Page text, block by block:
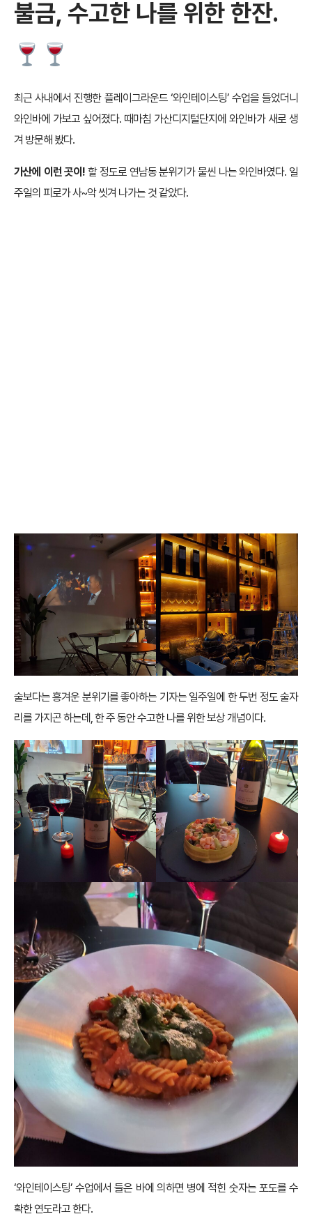
불금, 수고한 나를 위한 한잔.
최근 사내에서 진행한 플레이그라운드 ‘와인테이스팅’ 수업을 들었더니
와인바에 가보고 싶어졌다. 때마침 가산디지털단지에 와인바가 새로 생
겨 방문해 봤다.
가산에 이런 곳이! 할 정도로 연남동 분위기가 물씬 나는 와인바였다. 일
주일의 피로가 사~악 씻겨 나가는 것 같았다.
술보다는 흥겨운 분위기를 좋아하는 기자는 일주일에 한 두번 정도 술자
리를 가지곤 하는데, 한 주 동안 수고한 나를 위한 보상 개념이다.
‘와인테이스팅’ 수업에서 들은 바에 의하면 병에 적힌 숫자는 포도를 수
확한 연도라고 한다.